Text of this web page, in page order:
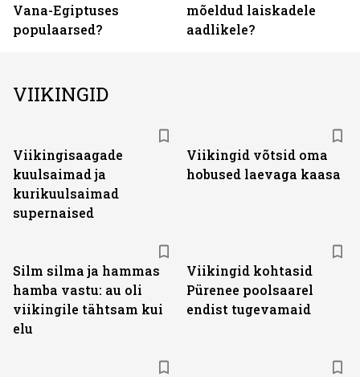
Vana-Egiptuses
populaarsed?
mõeldud laiskadele
aadlikele?
VIIKINGID
Viikingisaagade
kuulsaimad ja
kurikuulsaimad
supernaised
Viikingid võtsid oma
hobused laevaga kaasa
Silm silma ja hammas
hamba vastu: au oli
viikingile tähtsam kui
elu
Viikingid kohtasid
Pürenee poolsaarel
endist tugevamaid